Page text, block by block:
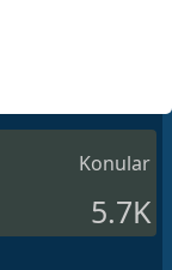
Konular
5.7K